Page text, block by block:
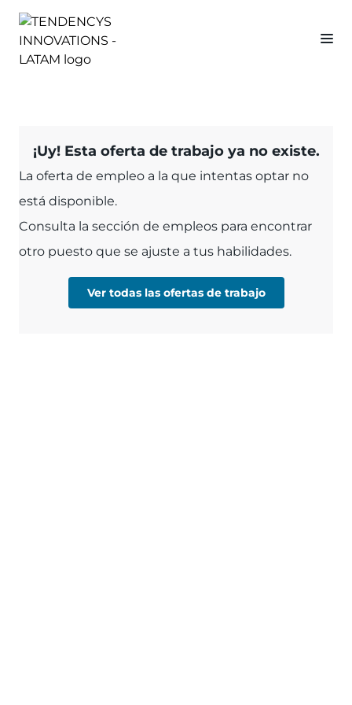
¡Uy! Esta oferta de trabajo ya no existe.
La oferta de empleo a la que intentas optar no
está disponible.
Consulta la sección de empleos para encontrar
otro puesto que se ajuste a tus habilidades.
Ver todas las ofertas de trabajo